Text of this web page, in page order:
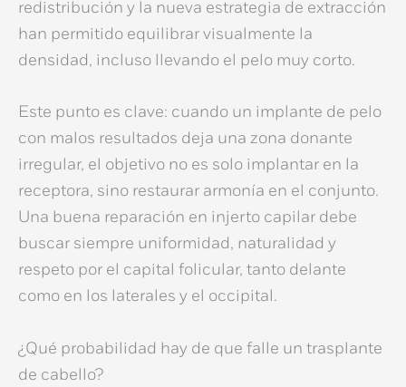
redistribución y la nueva estrategia de extracción
han permitido equilibrar visualmente la
densidad, incluso llevando el pelo muy corto.
Este punto es clave: cuando un implante de pelo
con malos resultados deja una zona donante
irregular, el objetivo no es solo implantar en la
receptora, sino restaurar armonía en el conjunto.
Una buena reparación en injerto capilar debe
buscar siempre uniformidad, naturalidad y
respeto por el capital folicular, tanto delante
como en los laterales y el occipital.
¿Qué probabilidad hay de que falle un trasplante
de cabello?